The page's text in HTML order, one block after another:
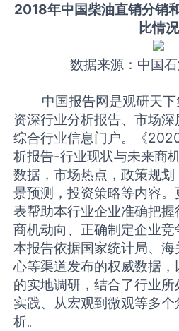
2018年中国柴油直销分销
比情况
数据来源：中国
中国报告网是观研天下
资深行业分析报告、市场
综合行业信息门户。《
析报告-行业现状与未来商
数据，市场热点，政策规
景预测，投资策略等内容
表帮助本行业企业准确把
商机动向、正确制定企业竞
本报告依据国家统计局、
心等渠道发布的权威数据
的实地调研，结合了行业
实践、从宏观到微观等多
析。